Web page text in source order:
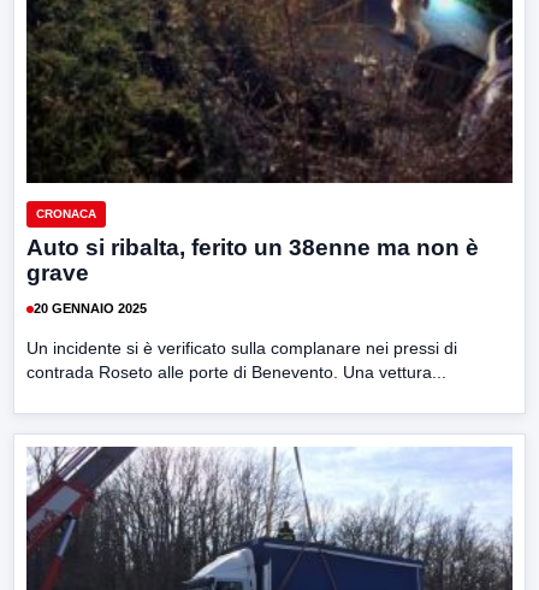
CRONACA
Auto si ribalta, ferito un 38enne ma non è
grave
20 GENNAIO 2025
Un incidente si è verificato sulla complanare nei pressi di
contrada Roseto alle porte di Benevento. Una vettura...